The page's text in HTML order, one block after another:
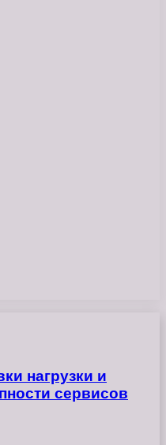
нагрузки и
сервисов